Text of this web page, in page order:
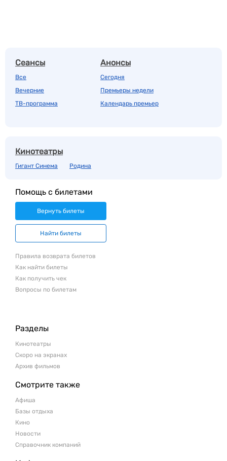
Сеансы
Все
Вечерние
ТВ-программа
Анонсы
Сегодня
Премьеры недели
Календарь премьер
Кинотеатры
Гигант Синема Родина
Помощь с билетами
Вернуть билеты
Найти билеты
Правила возврата билетов
Как найти билеты
Как получить чек
Вопросы по билетам
Разделы
Кинотеатры
Скоро на экранах
Архив фильмов
Смотрите также
Афиша
Базы отдыха
Кино
Новости
Справочник компаний